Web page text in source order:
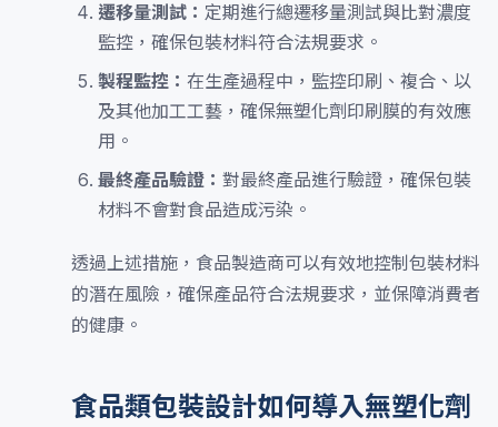
遷移量測試： 定期進行總遷移量測試與比對濃度
監控，確保包裝材料符合法規要求。
製程監控： 在生產過程中，監控印刷、複合、以
及其他加工工藝，確保無塑化劑印刷膜的有效應
用。
最終產品驗證： 對最終產品進行驗證，確保包裝
材料不會對食品造成污染。
透過上述措施，食品製造商可以有效地控制包裝材料
的潛在風險，確保產品符合法規要求，並保障消費者
的健康。
食品類包裝設計如何導入無塑化劑